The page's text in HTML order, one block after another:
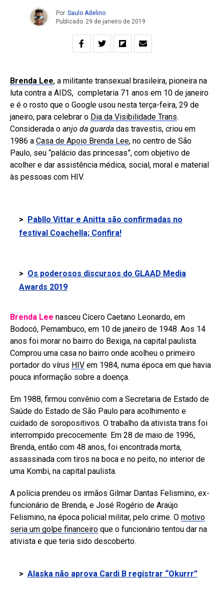
Por Saulo Adelino
Publicado 29 de janeiro de 2019
Brenda Lee, a militante transexual brasileira, pioneira na
luta contra a AIDS, completaria 71 anos em 10 de janeiro
e é o rosto que o Google usou nesta terça-feira, 29 de
janeiro, para celebrar o Dia da Visibilidade Trans.
Considerada o anjo da guarda das travestis, criou em
1986 a Casa de Apoio Brenda Lee, no centro de São
Paulo, seu “palácio das princesas”, com objetivo de
acolher e dar assistência médica, social, moral e material
às pessoas com HIV.
> Pabllo Vittar e Anitta são confirmadas no
festival Coachella; Confira!
> Os poderosos discursos do GLAAD Media
Awards 2019
Brenda Lee nasceu Cícero Caetano Leonardo, em
Bodocó, Pernambuco, em 10 de janeiro de 1948. Aos 14
anos foi morar no bairro do Bexiga, na capital paulista.
Comprou uma casa no bairro onde acolheu o primeiro
portador do vírus HIV em 1984, numa época em que havia
pouca informação sobre a doença.
Em 1988, firmou convênio com a Secretaria de Estado de
Saúde do Estado de São Paulo para acolhimento e
cuidado de soropositivos. O trabalho da ativista trans foi
interrompido precocemente. Em 28 de maio de 1996,
Brenda, então com 48 anos, foi encontrada morta,
assassinada com tiros na boca e no peito, no interior de
uma Kombi, na capital paulista.
A polícia prendeu os irmãos Gilmar Dantas Felismino, ex-
funcionário de Brenda, e José Rogério de Araújo
Felismino, na época policial militar, pelo crime. O motivo
seria um golpe financeiro que o funcionário tentou dar na
ativista e que teria sido descoberto.
> Alaska não aprova Cardi B registrar “Okurrr”